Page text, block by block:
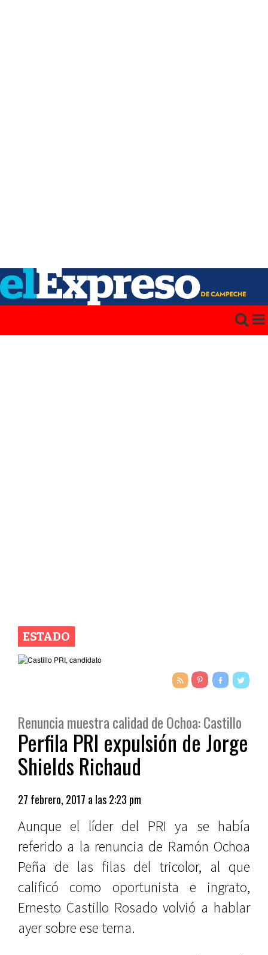
ESTADO
Renuncia muestra calidad de Ochoa: Castillo
Perfila PRI expulsión de Jorge
Shields Richaud
27 febrero, 2017 a las 2:23 pm
Aunque el líder del PRI ya se había
referido a la renuncia de Ramón Ochoa
Peña de las filas del tricolor, al que
calificó como oportunista e ingrato,
Ernesto Castillo Rosado volvió a hablar
ayer sobre ese tema.